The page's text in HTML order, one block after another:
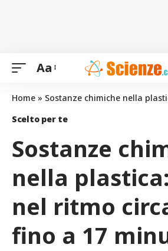
Aa
Home » Sostanze chimiche nella plastica: ritardi nel
Scelto per te
Sostanze
nella
nel ritmo
fino a 17